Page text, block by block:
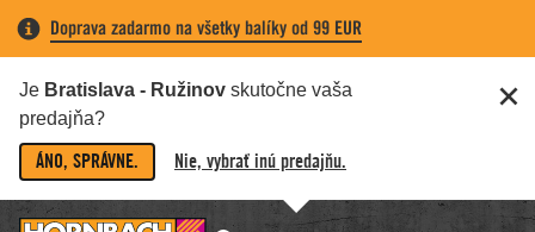
Doprava zadarmo na všetky balíky od 99 EUR
Je Bratislava - Ružinov skutočne vaša
predajňa?
ÁNO, SPRÁVNE. Nie, vybrať inú predajňu.